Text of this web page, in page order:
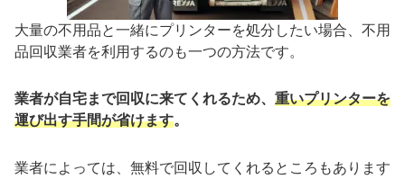
大量の不用品と一緒にプリンターを処分したい場合、不用
品回収業者を利用するのも一つの方法です。
業者が自宅まで回収に来てくれるため、 重いプリンターを
運び出す手間が省けます。
業者によっては、無料で回収してくれるところもあります